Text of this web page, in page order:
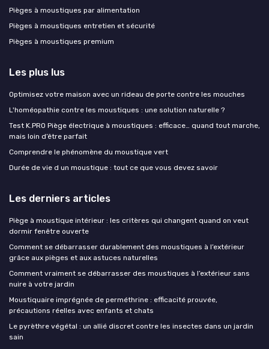
Pièges à moustiques par alimentation
Pièges à moustiques entretien et sécurité
Pièges à moustiques premium
Les plus lus
Optimisez votre maison avec un rideau de porte contre les mouches
L'homéopathie contre les moustiques : une solution naturelle ?
Test K.PRO Piège électrique à moustiques : efficace… quand tout marche,
mais loin d’être parfait
Comprendre le phénomène du moustique vert
Durée de vie d un moustique : tout ce que vous devez savoir
Les derniers articles
Piège à moustique intérieur : les critères qui changent quand on veut
dormir fenêtre ouverte
Comment se débarrasser durablement des moustiques à l’extérieur
grâce aux pièges et aux astuces naturelles
Comment vraiment se débarrasser des moustiques à l’extérieur sans
nuire à votre jardin
Moustiquaire imprégnée de perméthrine : efficacité prouvée,
précautions réelles avec enfants et chats
Le pyrèthre végétal : un allié discret contre les insectes dans un jardin
sain